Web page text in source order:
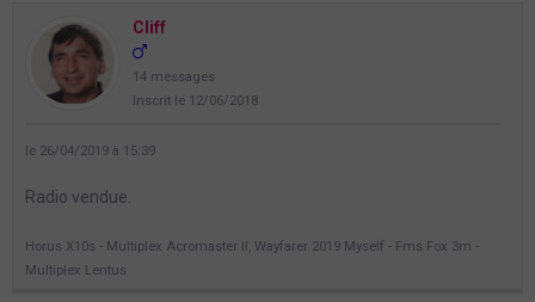
Cliff
14 messages
Inscrit le 12/06/2018
le 26/04/2019 à 15:39
Radio vendue.
Horus X10s - Multiplex Acromaster II, Wayfarer 2019 Myself - Fms Fox 3m -
Multiplex Lentus